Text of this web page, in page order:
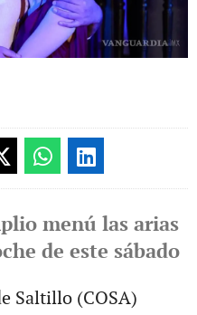
menú las arias
de este sábado
Saltillo (COSA)